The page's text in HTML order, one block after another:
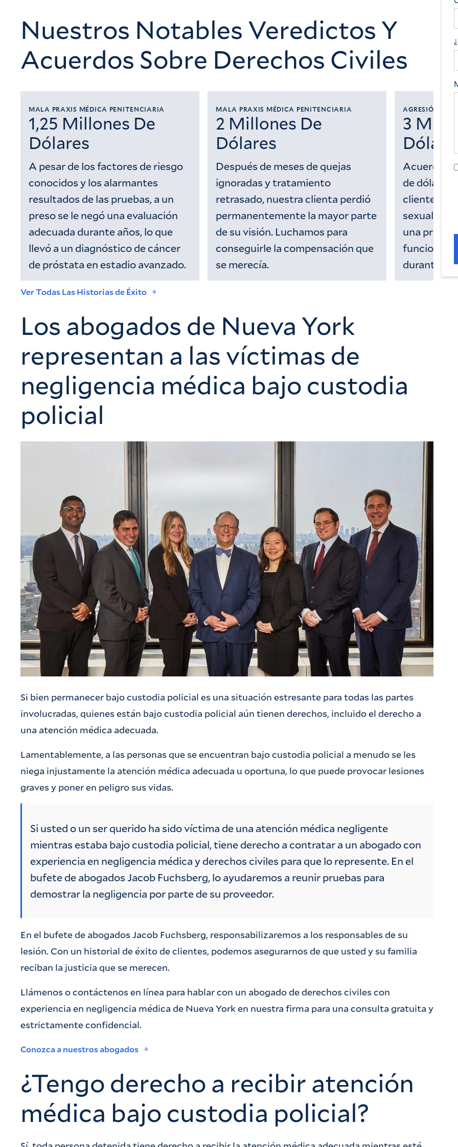
Nuestros Notables Veredictos Y
Acuerdos Sobre Derechos Civiles
MALA PRAXIS MÉDICA PENITENCIARIA
1,25 Millones De
Dólares
A pesar de los factores de riesgo
conocidos y los alarmantes
resultados de las pruebas, a un
preso se le negó una evaluación
adecuada durante años, lo que
llevó a un diagnóstico de cáncer
de próstata en estadio avanzado.
MALA PRAXIS MÉDICA PENITENCIARIA
2 Millones De
Dólares
Después de meses de quejas
ignoradas y tratamiento
retrasado, nuestra clienta perdió
permanentemente la mayor parte
de su visión. Luchamos para
conseguirle la compensación que
se merecía.
AGRESIÓN
3
Dólares
Acuerdo
de dólares
clientes
una
durante
Ver Todas Las Historias de Éxito
Los abogados de Nueva York
representan a las víctimas de
negligencia médica bajo custodia
policial
Si bien permanecer bajo custodia policial es una situación estresante para todas las partes
involucradas, quienes están bajo custodia policial aún tienen derechos, incluido el derecho a
una atención médica adecuada.
Lamentablemente, a las personas que se encuentran bajo custodia policial a menudo se les
niega injustamente la atención médica adecuada u oportuna, lo que puede provocar lesiones
graves y poner en peligro sus vidas.
Si usted o un ser querido ha sido víctima de una atención médica negligente
mientras estaba bajo custodia policial, tiene derecho a contratar a un abogado con
experiencia en negligencia médica y derechos civiles para que lo represente. En el
bufete de abogados Jacob Fuchsberg, lo ayudaremos a reunir pruebas para
demostrar la negligencia por parte de su proveedor.
En el bufete de abogados Jacob Fuchsberg, responsabilizaremos a los responsables de su
lesión. Con un historial de éxito de clientes, podemos asegurarnos de que usted y su familia
reciban la justicia que se merecen.
Llámenos o contáctenos en línea para hablar con un abogado de derechos civiles con
experiencia en negligencia médica de Nueva York en nuestra firma para una consulta gratuita y
estrictamente confidencial.
Conozca a nuestros abogados
¿Tengo derecho a recibir atención
médica bajo custodia policial?